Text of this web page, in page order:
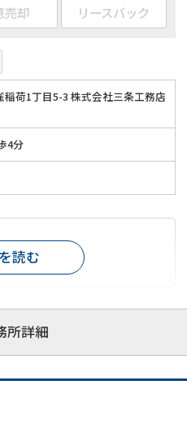
売却 リースバック
稲荷1丁目5-3 株式会社三条工務店
4分
所詳細
面談可能
レスポンスが早い
の買取可
読む